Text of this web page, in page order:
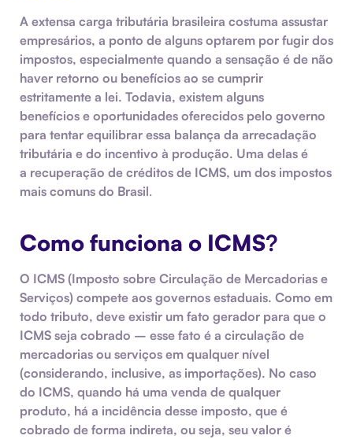
A extensa carga tributária brasileira costuma assustar
empresários, a ponto de alguns optarem por fugir dos
impostos, especialmente quando a sensação é de não
haver retorno ou benefícios ao se cumprir
estritamente a lei. Todavia, existem alguns
benefícios e oportunidades oferecidos pelo governo
para tentar equilibrar essa balança da arrecadação
tributária e do incentivo à produção. Uma delas é
a recuperação de créditos de ICMS, um dos impostos
mais comuns do Brasil.
Como funciona o ICMS?
O ICMS (Imposto sobre Circulação de Mercadorias e
Serviços) compete aos governos estaduais. Como em
todo tributo, deve existir um fato gerador para que o
ICMS seja cobrado – esse fato é a circulação de
mercadorias ou serviços em qualquer nível
(considerando, inclusive, as importações). No caso
do ICMS, quando há uma venda de qualquer
produto, há a incidência desse imposto, que é
cobrado de forma indireta, ou seja, seu valor é